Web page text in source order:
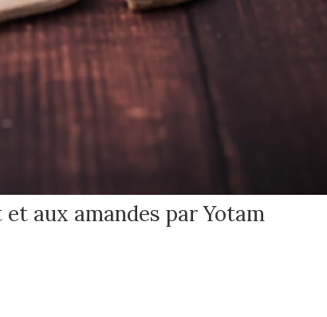
aux amandes par Yotam